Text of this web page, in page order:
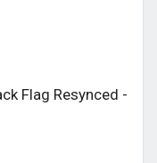
Flag Resynced -